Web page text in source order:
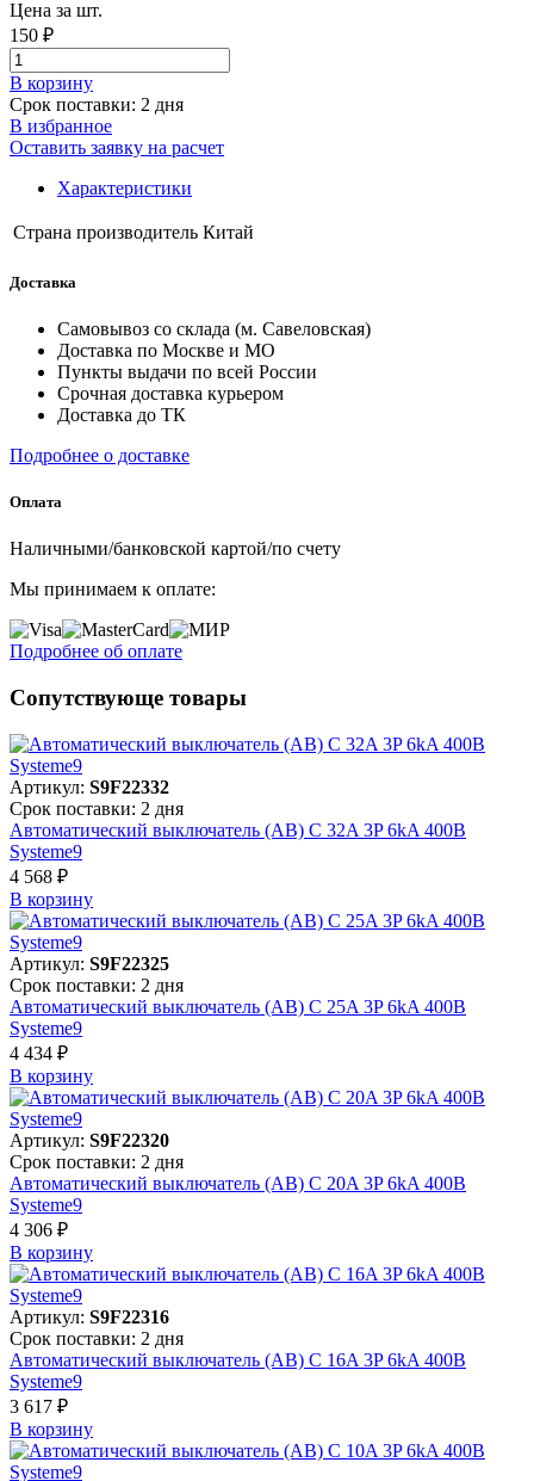
Цена за шт.
150 ₽
В корзинy
Срок поставки: 2 дня
В избранное
Оставить заявку на расчет
Характеристики
Страна производитель Китай
Доставка
Самовывоз со склада (м. Савеловская)
Доставка по Москве и МО
Пункты выдачи по всей России
Срочная доставка курьером
Доставка до ТК
Подробнее о доставке
Оплата
Наличными/банковской картой/по счету
Мы принимаем к оплате:
Подробнее об оплате
Сопутствующе товары
Артикул: S9F22332
Срок поставки: 2 дня
Автоматический выключатель (АВ) C 32A 3P 6kA 400В
Systeme9
4 568 ₽
В корзинy
Артикул: S9F22325
Срок поставки: 2 дня
Автоматический выключатель (АВ) C 25A 3P 6kA 400В
Systeme9
4 434 ₽
В корзинy
Артикул: S9F22320
Срок поставки: 2 дня
Автоматический выключатель (АВ) C 20A 3P 6kA 400В
Systeme9
4 306 ₽
В корзинy
Артикул: S9F22316
Срок поставки: 2 дня
Автоматический выключатель (АВ) C 16A 3P 6kA 400В
Systeme9
3 617 ₽
В корзинy